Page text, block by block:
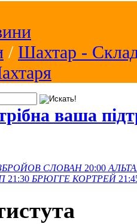
/ Шахтар -
ваша
СЛОВАН 20:00
21:30 БРЮГГЕ КОРТРЕЙ